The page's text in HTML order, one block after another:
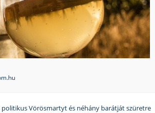
politikus Vörösmartyt és néhány barátját szüretre